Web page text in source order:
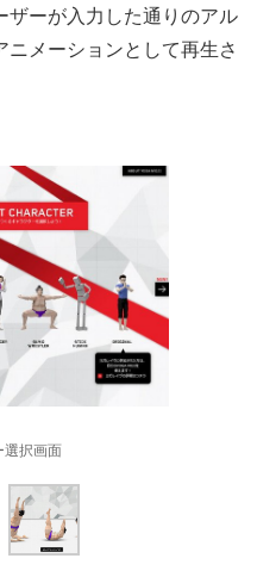
ザーが入力した通りのアル
メーションとして再生さ
選択画面